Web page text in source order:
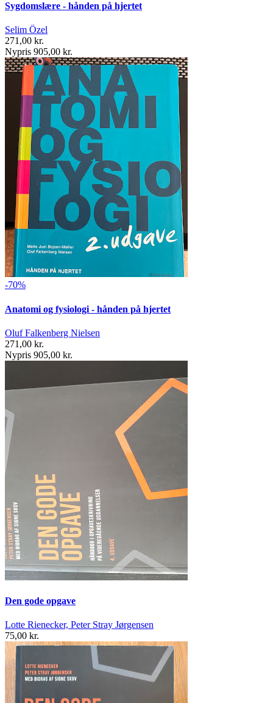
Sygdomslære - hånden på hjertet
Selim Özel
271,00 kr.
Nypris 905,00 kr.
-70%
Anatomi og fysiologi - hånden på hjertet
Oluf Falkenberg Nielsen
271,00 kr.
Nypris 905,00 kr.
Den gode opgave
Lotte Rienecker, Peter Stray Jørgensen
75,00 kr.